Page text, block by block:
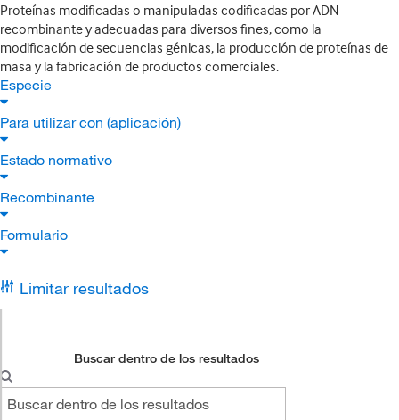
Proteínas modificadas o manipuladas codificadas por ADN
recombinante y adecuadas para diversos fines, como la
modificación de secuencias génicas, la producción de proteínas de
masa y la fabricación de productos comerciales.
Especie
Para utilizar con (aplicación)
Estado normativo
Recombinante
Formulario
Limitar resultados
Buscar dentro de los resultados